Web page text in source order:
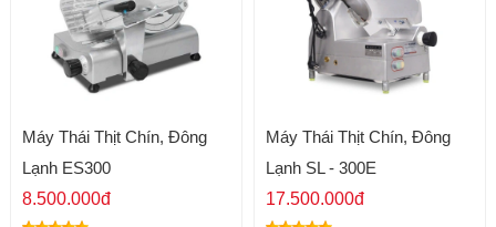
Máy Thái Thịt Chín, Đông
Lạnh ES300
8.500.000đ
Máy Thái Thịt Chín, Đông
Lạnh SL - 300E
17.500.000đ